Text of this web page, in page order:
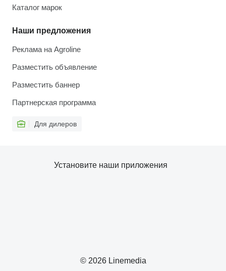
Каталог марок
Наши предложения
Реклама на Agroline
Разместить объявление
Разместить баннер
Партнерская программа
Для дилеров
© 2026 Linemedia
Установите наши приложения